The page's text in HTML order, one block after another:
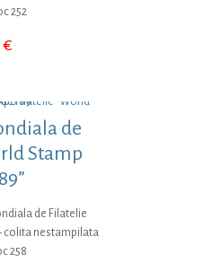
252
€
de
Stamp
de Filatelie
colita nestampilata
258